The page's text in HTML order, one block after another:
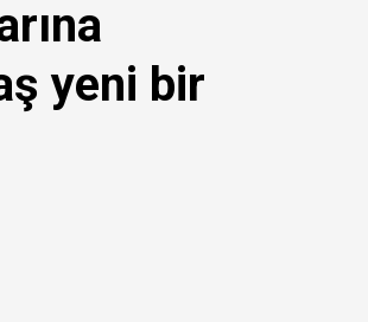
yararlanamayacağına dair açıklama
ettiniz' diyerek vekilleri kovdu..!"
yeni bir